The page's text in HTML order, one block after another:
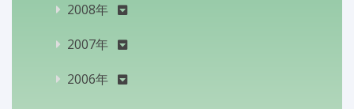
2008年
2007年
2006年